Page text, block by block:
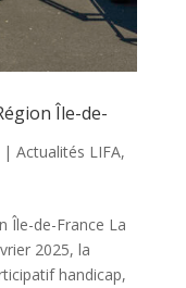
Île-de-
| Actualités LIFA,
Île-de-France La
2025, la
handicap,